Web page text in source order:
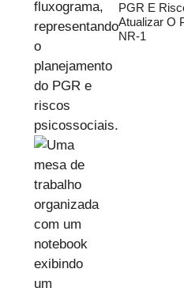
PGR E
Atualizar O
NR-1